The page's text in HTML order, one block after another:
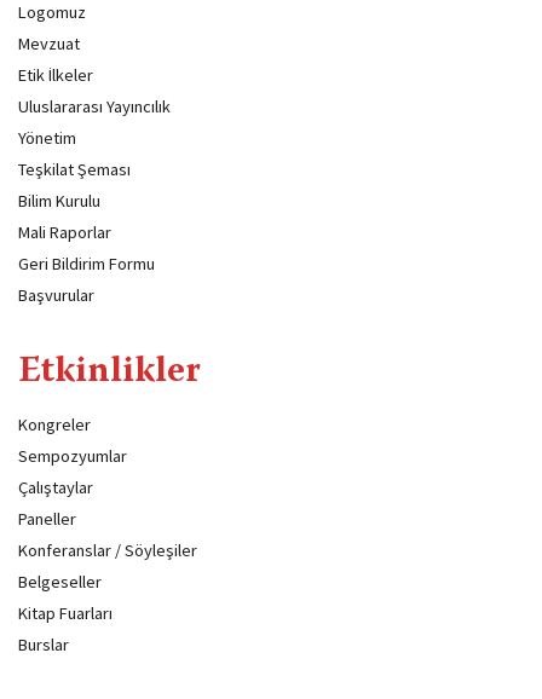
Logomuz
Mevzuat
Etik İlkeler
Uluslararası Yayıncılık
Yönetim
Teşkilat Şeması
Bilim Kurulu
Mali Raporlar
Geri Bildirim Formu
Başvurular
Etkinlikler
Kongreler
Sempozyumlar
Çalıştaylar
Paneller
Konferanslar / Söyleşiler
Belgeseller
Kitap Fuarları
Burslar